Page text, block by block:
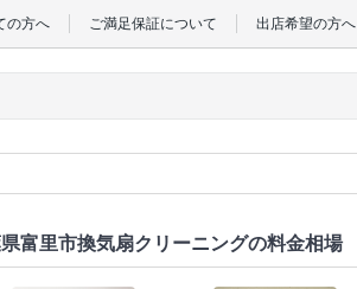
の方へ ご満足保証について 出店希望の方へ
富里市換気扇クリーニングの料金相場